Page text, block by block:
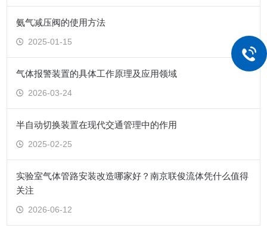
氨气减压阀的使用方法
2025-01-15
气体报警装置的具体工作原理及应用领域
2026-03-24
半自动切换装置在现代交通管理中的作用
2025-02-25
实验室气体管路安装改造哪家好？南京联俊流体凭什么值得
关注
2026-06-12